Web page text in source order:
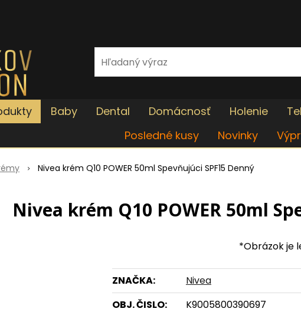
Baby Dental Domácnosť Holenie
Posledné kusy
Novinky
Nivea krém Q10 POWER 50ml Spevňujúci SPF15 Denný
Nivea krém Q10 POWER 50ml
*Obrázok je
ZNAČKA:
Nivea
OBJ. ČISLO:
K9005800390697